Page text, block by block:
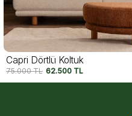
Motto Dörtlü Koltuk
74.250TL 62.500